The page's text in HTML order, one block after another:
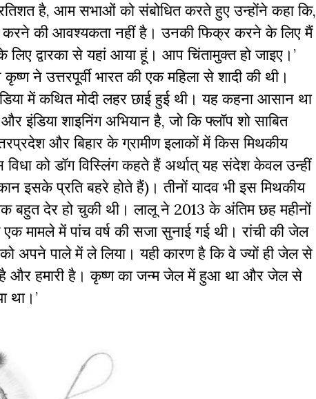
है, आम सभाओं को संबोधित करते हुए उन्होंने कहा कि,
करने की आवश्यकता नहीं है। उनकी फिक्र करने के लिए मैं
द्वारका से यहां आया हूं। आप चिंतामुक्त हो जाइए।’
ने उत्तरपूर्वी भारत की एक महिला से शादी की थी।
में कथित मोदी लहर छाई हुई थी। यह कहना आसान था
इंडिया शाइनिंग अभियान है, जो कि फ्लॉप शो साबित
और बिहार के ग्रामीण इलाकों में किस मिथकीय
को डॉग विस्लिंग कहते हैं अर्थात् यह संदेश केवल उन्हीं
इसके प्रति बहरे होते हैं)। तीनों यादव भी इस मिथकीय
देर हो चुकी थी। लालू ने 2013 के अंतिम छह महीनों
मामले में पांच वर्ष की सजा सुनाई गई थी। रांची की जेल
अपने पाले में ले लिया। यही कारण है कि वे ज्यों ही जेल से
है और हमारी है। कृष्ण का जन्म जेल में हुआ था और जेल से
था।’